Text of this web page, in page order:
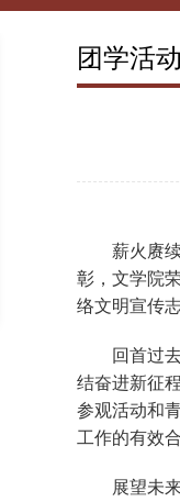
团学活动
薪火赓
彰，文学院
络文明宣传
回首过
结奋进新征
参观活动和
工作的有效合
展望未